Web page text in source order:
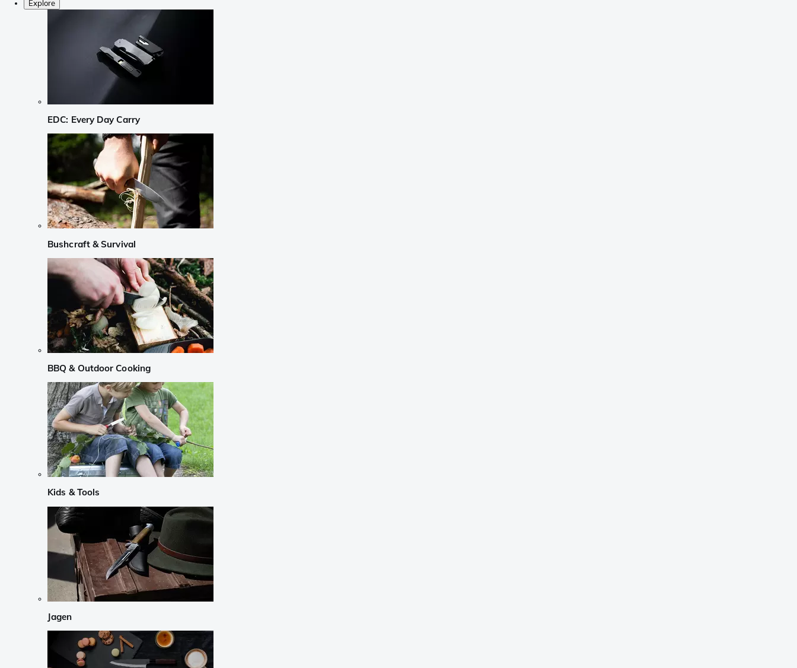
Explore
EDC: Every Day Carry
Bushcraft & Survival
BBQ & Outdoor Cooking
Kids & Tools
Jagen